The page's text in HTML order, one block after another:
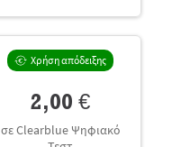
Χρήση απόδειξης
2,00 €
σε Clearblue Ψηφιακό